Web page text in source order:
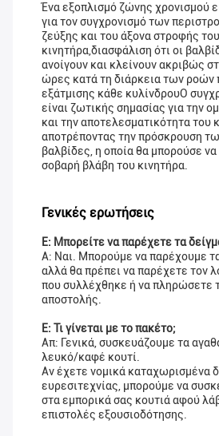
Ένα εξοπλισμό ζώνης χρονισμού
για τον συγχρονισμό των
ζεύξης και του άξονα στροφής του
κινητήρα,διασφάλιση ότι οι
ανοίγουν και κλείνουν ακριβώς
ώρες κατά τη διάρκεια των ροών
εξάτμισης κάθε κυλίνδρουΟ
είναι ζωτικής σημασίας για την
και την αποτελεσματικότητα του
αποτρέποντας την πρόσκρουση
βαλβίδες, η οποία θα μπορούσε
σοβαρή βλάβη του κινητήρα.
Γενικές ερωτήσεις
Ε: Μπορείτε να παρέχετε τα
Α: Ναι. Μπορούμε να παρέχουμε
αλλά θα πρέπει να παρέχετε τον
που συλλέχθηκε ή να πληρώσετε
αποστολής.
Ε: Τι γίνεται με το πακέτο;
Απ: Γενικά, συσκευάζουμε τα
λευκό/καφέ κουτί.
Αν έχετε νομικά καταχωρισμένα
ευρεσιτεχνίας, μπορούμε να
στα εμπορικά σας κουτιά αφού
επιστολές εξουσιοδότησης.